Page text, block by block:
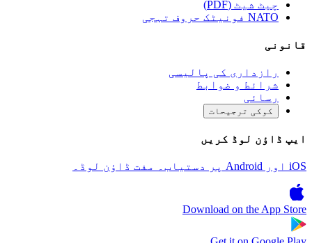
چیٹ شیٹ (PDF)
NATO فونیٹک حروف تہجی
قانونی
رازداری کی پالیسی
شرائط و ضوابط
رسائی
کوکی ترجیحات
ایپ ڈاؤن لوڈ کریں
iOS اور Android پر دستیاب۔ مفت ڈاؤن لوڈ۔
Download on theApp Store